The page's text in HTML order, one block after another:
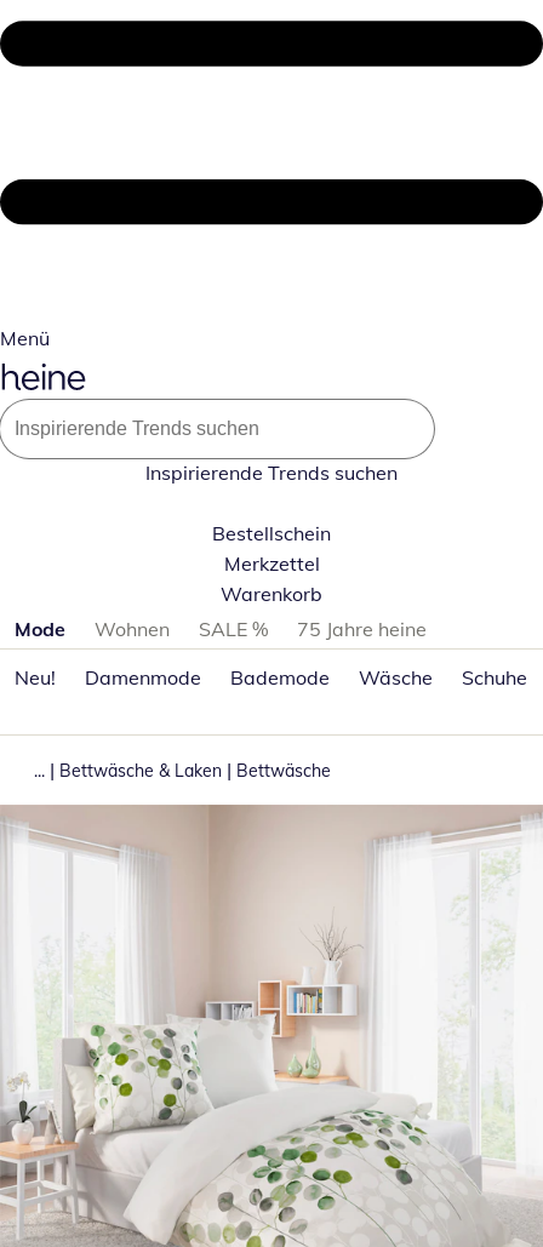
Menü
Inspirierende Trends suchen
Bestellschein
Merkzettel
Warenkorb
Produktkategorien überspringen
Mode Wohnen SALE %
75 Jahre heine
Neu!
Damenmode Bademode Wäsche Schuhe
... | Bettwäsche & Laken | Bettwäsche